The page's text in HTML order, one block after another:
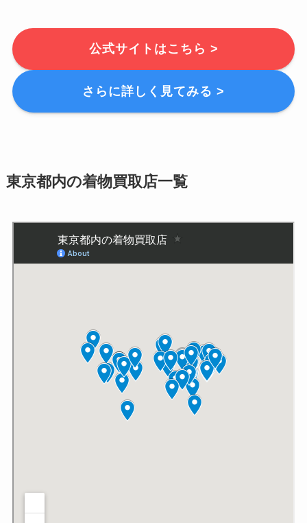
公式サイトはこちら >
さらに詳しく見てみる >
東京都内の着物買取店一覧